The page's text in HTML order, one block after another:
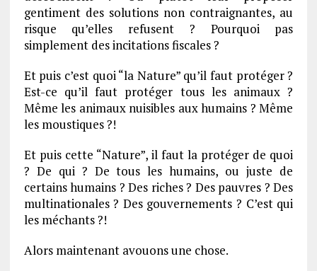
gentiment des solutions non contraignantes, au
risque qu’elles refusent ? Pourquoi pas
simplement des incitations fiscales ?
Et puis c’est quoi “la Nature” qu’il faut protéger ?
Est-ce qu’il faut protéger tous les animaux ?
Même les animaux nuisibles aux humains ? Même
les moustiques ?!
Et puis cette “Nature”, il faut la protéger de quoi
? De qui ? De tous les humains, ou juste de
certains humains ? Des riches ? Des pauvres ? Des
multinationales ? Des gouvernements ? C’est qui
les méchants ?!
Alors maintenant avouons une chose.